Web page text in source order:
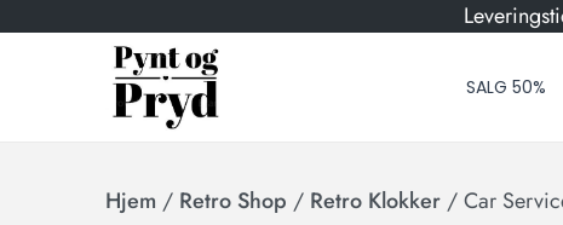
SALG 50%
Hjem / Retro Shop / Retro Klokker /Car